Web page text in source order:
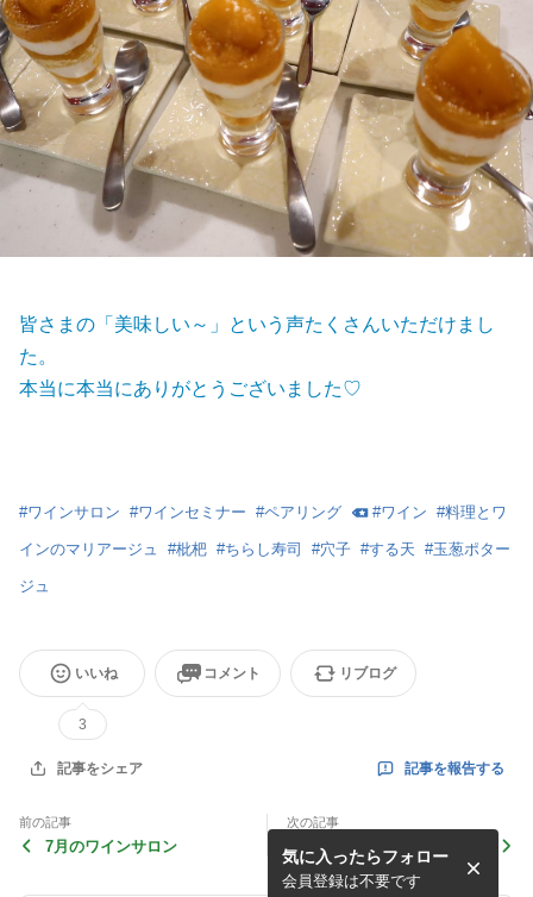
皆さまの「美味しい～」という声たくさんいただけまし
た。
本当に本当にありがとうございました♡
#ワインサロン #ワインセミナー #ペアリング #ワイン #料理とワ
インのマリアージュ #枇杷 #ちらし寿司 #穴子 #する天 #玉葱ポター
ジュ
いいね
3
コメント リブログ
記事をシェア 記事を報告する
前の記事
7月のワインサロン
次の記事
上越でのワインサロン
気に入ったらフォロー
会員登録は不要です